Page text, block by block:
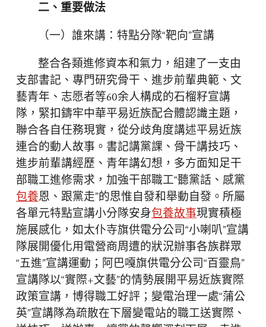
二、重要做法
（一）誰來講：特點分隊“靶向”宣講
整合各類進修資本和氣力，組建了一支由
支部書記、專門研究骨干、進步前輩典範、文
藝青年、志愿者等60余人構成的石榴籽宣講
隊，緊扣鑄牢中華平易近族配合體認識主題，
聯合各自任務現實，從分歧角度講述平易近族
連合的動人故事。書記講黨課、骨干講技巧、
進步前輩講經歷、青年講幻想，多方面知足干
部職工進修需求，加強干部職工“聽黨話、感黨
包養恩、跟黨走”的思惟自發和舉動自發。所屬
各單元特點宣講小分隊安身包養故事現實積極
施展感化，如太仆寺旗供電分公司“小喇叭”宣講
隊展開優化用電營商周遭的狀況辦事各族群眾
“五進”宣講運動；阿巴嘎旗供電分公司“百靈鳥”
宣講隊以“實際+文藝”的情勢展開平易近族實際
政策宣講，博得職工好評；變電治理一處“蒲公
英”宣講隊為疏散在下層變電站的職工送實際、